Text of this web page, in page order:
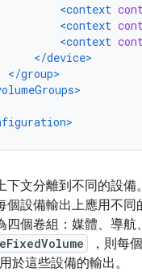
<context
<context
<context
</device>
</group>
下文分離到不同的設備
個設備輸出上應用不同
個卷組：媒體、導航
，則每
於這些設備的輸出。